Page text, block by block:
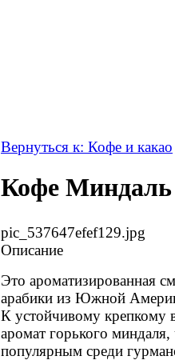
Вернуться к: Кофе и какао
Кофе Миндаль
pic_537647efef129.jpg
Описание
Это ароматизированная
арабики из Южной
К устойчивому крепкому
аромат горького миндаля,
популярным среди